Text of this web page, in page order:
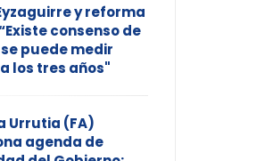
y reforma
consenso de
puede medir
los tres años"
Urrutia (FA)
agenda de